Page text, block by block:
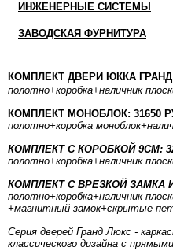
ИНЖЕНЕРНЫЕ СИСТЕМЫ
ЗАВОДСКАЯ ФУРНИТУРА
КОМПЛЕКТ ДВЕРИ ЮККА
полотно+коробка+наличник
КОМПЛЕКТ МОНОБЛОК: 31650
полотно+коробка моноблок
КОМПЛЕКТ С КОРОБКОЙ 9СМ:
полотно+коробка+наличник
КОМПЛЕКТ С ВРЕЗКОЙ ЗАМКА
полотно+коробка+наличник
+магнитный замок+скрытые
Серия дверей Гранд Люкс -
классического дизайна с